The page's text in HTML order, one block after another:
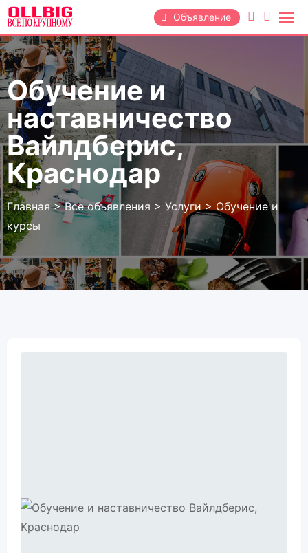
Перейти
содержанию
Объявление
Обучение и
наставничество
Вайлдберис,
Краснодар
Главная>Все объявления > Услуги>Обучение и
курсы